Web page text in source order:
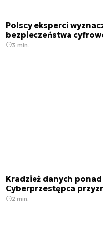
Polscy eksperci
bezpieczeństwa
3 min.
Kradzież danych
Cyberprzestępca
2 min.